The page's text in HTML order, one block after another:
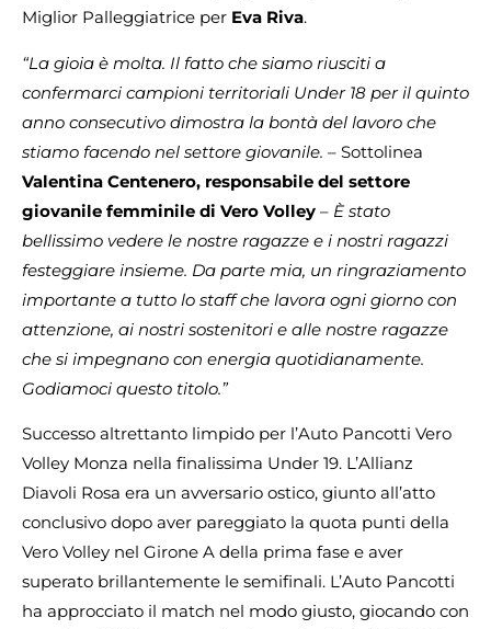
Miglior Palleggiatrice per Eva Riva.
“La gioia è molta. Il fatto che siamo riusciti a
confermarci campioni territoriali Under 18 per il quinto
anno consecutivo dimostra la bontà del lavoro che
stiamo facendo nel settore giovanile. – Sottolinea
Valentina Centenero, responsabile del settore
giovanile femminile di Vero Volley – È stato
bellissimo vedere le nostre ragazze e i nostri ragazzi
festeggiare insieme. Da parte mia, un ringraziamento
importante a tutto lo staff che lavora ogni giorno con
attenzione, ai nostri sostenitori e alle nostre ragazze
che si impegnano con energia quotidianamente.
Godiamoci questo titolo.”
Successo altrettanto limpido per l’Auto Pancotti Vero
Volley Monza nella finalissima Under 19. L’Allianz
Diavoli Rosa era un avversario ostico, giunto all’atto
conclusivo dopo aver pareggiato la quota punti della
Vero Volley nel Girone A della prima fase e aver
superato brillantemente le semifinali. L’Auto Pancotti
ha approcciato il match nel modo giusto, giocando con